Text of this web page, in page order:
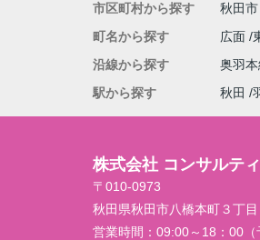
市区町村から探す 秋田市
町名から探す
広面
沿線から探す
奥羽本
駅から探す
秋田
株式会社 コンサルテ
〒010-0973
秋田県秋田市八橋本町３丁
営業時間： 09:00～18：00（